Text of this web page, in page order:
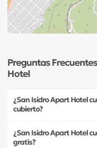
Preguntas
Hotel
¿San Isidro Apart Hotel
cubierto?
¿San Isidro Apart Hotel
gratis?